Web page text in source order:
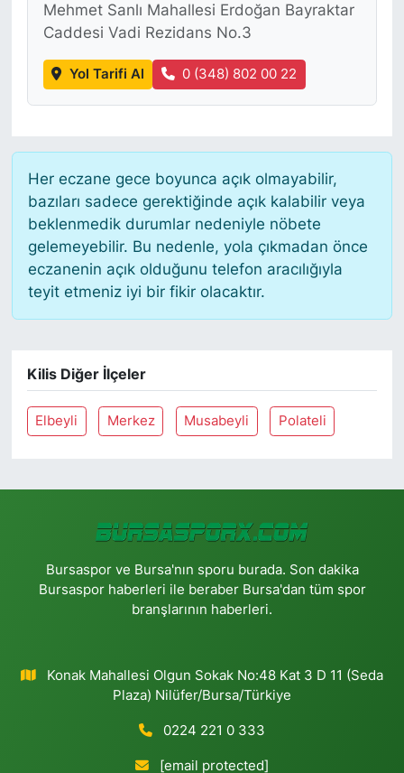
Mehmet Sanlı Mahallesi Erdoğan Bayraktar
Caddesi Vadi Rezidans No.3
Yol Tarifi Al 0 (348) 802 00 22
Her eczane gece boyunca açık olmayabilir,
bazıları sadece gerektiğinde açık kalabilir veya
beklenmedik durumlar nedeniyle nöbete
gelemeyebilir. Bu nedenle, yola çıkmadan önce
eczanenin açık olduğunu telefon aracılığıyla
teyit etmeniz iyi bir fikir olacaktır.
Kilis Diğer İlçeler
Elbeyli Merkez Musabeyli Polateli
Bursaspor ve Bursa'nın sporu burada. Son dakika
Bursaspor haberleri ile beraber Bursa'dan tüm spor
branşlarının haberleri.
Konak Mahallesi Olgun Sokak No:48 Kat 3 D 11 (Seda
Plaza) Nilüfer/Bursa/Türkiye
0224 221 0 333
[email protected]